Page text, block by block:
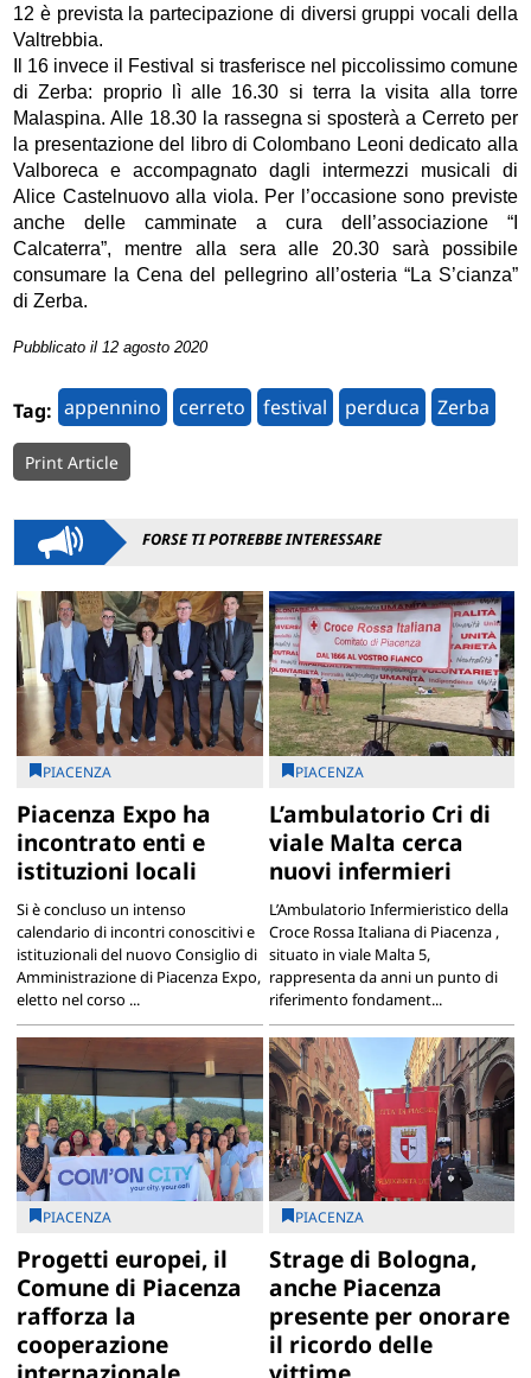
12 è prevista la partecipazione di diversi gruppi vocali della
Valtrebbia.
Il 16 invece il Festival si trasferisce nel piccolissimo comune
di Zerba: proprio lì alle 16.30 si terra la visita alla torre
Malaspina. Alle 18.30 la rassegna si sposterà a Cerreto per
la presentazione del libro di Colombano Leoni dedicato alla
Valboreca e accompagnato dagli intermezzi musicali di
Alice Castelnuovo alla viola. Per l’occasione sono previste
anche delle camminate a cura dell’associazione “I
Calcaterra”, mentre alla sera alle 20.30 sarà possibile
consumare la Cena del pellegrino all’osteria “La S’cianza”
di Zerba.
Pubblicato il 12 agosto 2020
Tag: appennino cerreto festival perduca Zerba
Print Article
FORSE TI POTREBBE INTERESSARE
PIACENZA
Piacenza Expo ha
incontrato enti e
istituzioni locali
Si è concluso un intenso
calendario di incontri conoscitivi e
istituzionali del nuovo Consiglio di
Amministrazione di Piacenza Expo,
eletto nel corso ...
PIACENZA
L’ambulatorio Cri di
viale Malta cerca
nuovi infermieri
L’Ambulatorio Infermieristico della
Croce Rossa Italiana di Piacenza ,
situato in viale Malta 5,
rappresenta da anni un punto di
riferimento fondament...
PIACENZA
Progetti europei, il
Comune di Piacenza
rafforza la
cooperazione
PIACENZA
Strage di Bologna,
anche Piacenza
presente per onorare
il ricordo delle